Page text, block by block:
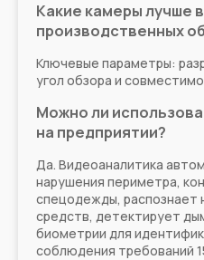
Какие камеры лучше
производственных
Ключевые параметры:
угол обзора и
Можно ли
на предприятии?
Да. Видеоаналитика
нарушения периметра,
спецодежды, распознает
средств, детектирует
биометрии для
соблюдения требований